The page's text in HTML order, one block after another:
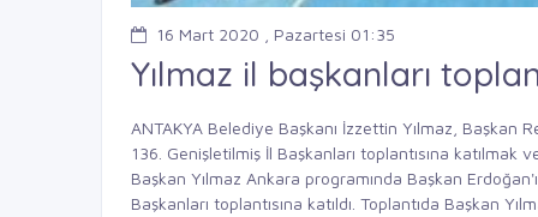
16 Mart 2020 , Pazartesi 01:35
Yılmaz il başkanları
ANTAKYA Belediye Başkanı İzzettin Yılmaz, Başkan
136. Genişletilmiş İl Başkanları toplantısına
Başkan Yılmaz Ankara programında Başkan
Başkanları toplantısına katıldı. Toplantıda Başkan